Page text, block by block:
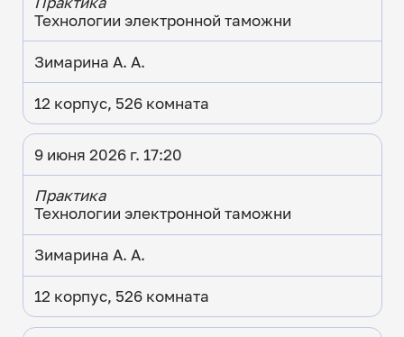
Технологии электронной таможни
Зимарина А. А.
12 корпус, 526 комната
9 июня 2026 г. 17:20
Практика
Технологии электронной таможни
Зимарина А. А.
12 корпус, 526 комната